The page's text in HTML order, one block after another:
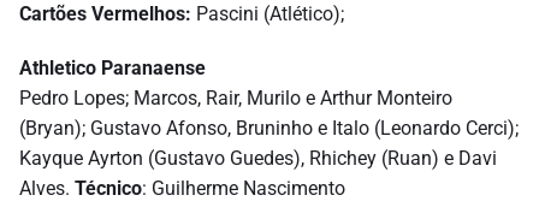
Cartões Vermelhos: Pascini (Atlético);
Athletico Paranaense
Pedro Lopes; Marcos, Rair, Murilo e Arthur Monteiro
(Bryan); Gustavo Afonso, Bruninho e Italo (Leonardo Cerci);
Kayque Ayrton (Gustavo Guedes), Rhichey (Ruan) e Davi
Alves. Técnico: Guilherme Nascimento